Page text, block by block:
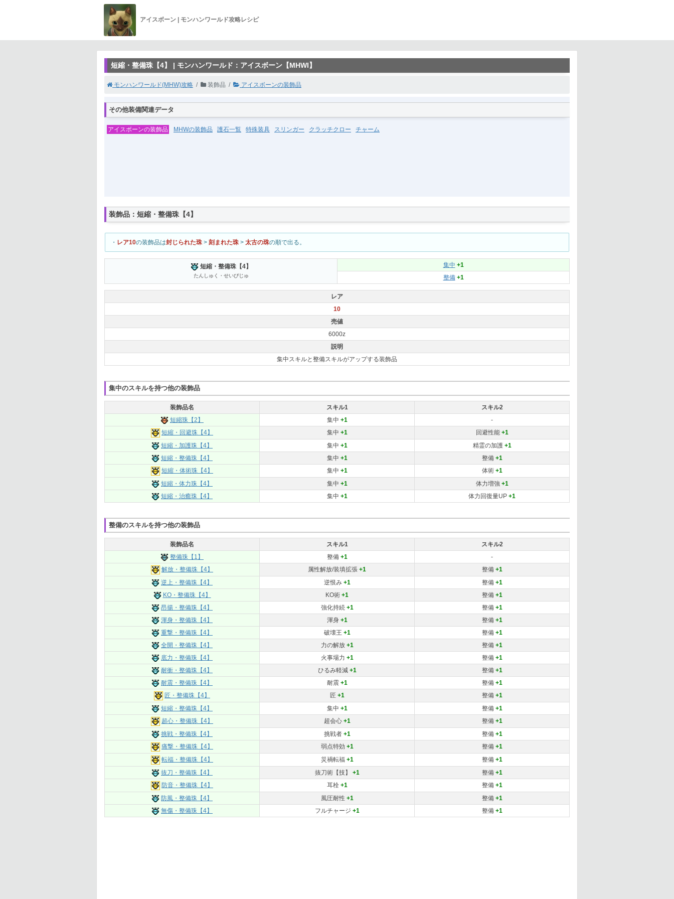
アイスボーン | モンハンワールド攻略レシピ
短縮・整備珠【4】 | モンハンワールド：アイスボーン【MHWI】
モンハンワールド(MHW)攻略 装飾品 アイスボーンの装飾品
その他装備関連データ
アイスボーンの装飾品 MHWの装飾品 護石一覧 特殊装具 スリンガー クラッチクロー チャーム
装飾品：短縮・整備珠【4】
・ レア10の装飾品は封じられた珠 > 刻まれた珠 > 太古の珠の順で出る。
短縮・整備珠【4】
たんしゅく・せいびじゅ
集中 +1
整備 +1
レア
10
売値
6000z
説明
集中スキルと整備スキルがアップする装飾品
集中のスキルを持つ他の装飾品
装飾品名 スキル1
スキル2
短縮珠【2】
集中 +1
-
短縮・回避珠【4】
集中 +1 回避性能 +1
短縮・加護珠【4】
集中 +1 精霊の加護 +1
短縮・整備珠【4】
集中 +1 整備 +1
短縮・体術珠【4】
集中 +1 体術 +1
短縮・体力珠【4】
集中 +1 体力増強 +1
短縮・治癒珠【4】
集中 +1 体力回復量UP +1
整備のスキルを持つ他の装飾品
装飾品名 スキル1
スキル2
整備珠【1】
整備 +1
-
解放・整備珠【4】
属性解放/装填拡張 +1 整備 +1
逆上・整備珠【4】
逆恨み +1 整備 +1
KO・整備珠【4】
KO術 +1 整備 +1
昂揚・整備珠【4】
強化持続 +1 整備 +1
渾身・整備珠【4】
渾身 +1 整備 +1
重撃・整備珠【4】
破壊王 +1 整備 +1
全開・整備珠【4】
力の解放 +1 整備 +1
底力・整備珠【4】
火事場力 +1 整備 +1
耐衝・整備珠【4】
ひるみ軽減 +1 整備 +1
耐震・整備珠【4】
耐震 +1 整備 +1
匠・整備珠【4】
匠 +1 整備 +1
短縮・整備珠【4】
集中 +1 整備 +1
超心・整備珠【4】
超会心 +1 整備 +1
挑戦・整備珠【4】
挑戦者 +1 整備 +1
痛撃・整備珠【4】
弱点特効 +1 整備 +1
転福・整備珠【4】
災禍転福 +1 整備 +1
抜刀・整備珠【4】
抜刀術【技】 +1 整備 +1
防音・整備珠【4】
耳栓 +1 整備 +1
防風・整備珠【4】
風圧耐性 +1 整備 +1
無傷・整備珠【4】
フルチャージ +1 整備 +1